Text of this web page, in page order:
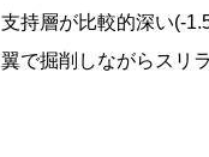
支持層が比較的深い(-
翼で掘削しながらスリ